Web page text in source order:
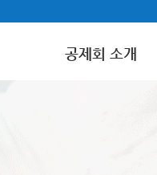
공제회 소개